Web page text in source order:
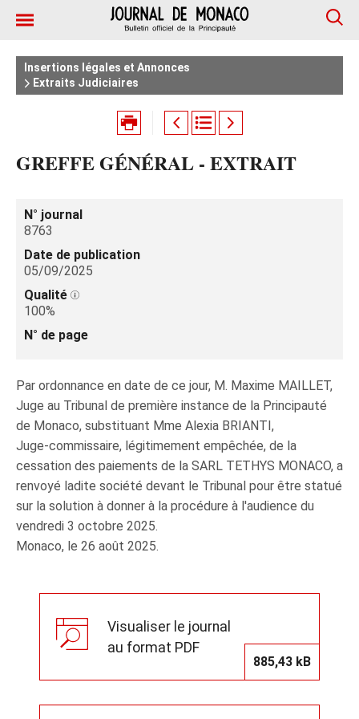
Insertions légales et Annonces
Extraits Judiciaires
GREFFE GÉNÉRAL - EXTRAIT
N° journal
8763
Date de publication
05/09/2025
Qualité
100%
N° de page
Par ordonnance en date de ce jour, M. Maxime MAILLET,
Juge au Tribunal de première instance de la Principauté
de Monaco, substituant Mme Alexia BRIANTI,
Juge‑commissaire, légitimement empêchée, de la
cessation des paiements de la SARL TETHYS MONACO, a
renvoyé ladite société devant le Tribunal pour être statué
sur la solution à donner à la procédure à l'audience du
vendredi 3 octobre 2025.
Monaco, le 26 août 2025.
Visualiser le journal
au format PDF
885,43 kB